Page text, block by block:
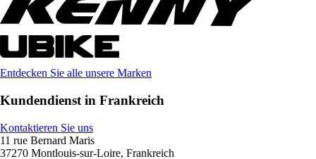
Entdecken Sie alle unsere Marken
Kundendienst in Frankreich
Kontaktieren Sie uns
11 rue Bernard Maris
37270 Montlouis-sur-Loire, Frankreich